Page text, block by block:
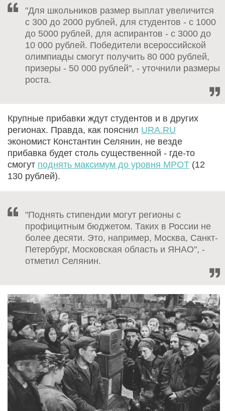
"Для школьников размер выплат увеличится
с 300 до 2000 рублей, для студентов - c 1000
до 5000 рублей, для аспирантов - c 3000 до
10 000 рублей. Победители всероссийской
олимпиады смогут получить 80 000 рублей,
призеры - 50 000 рублей", - уточнили размеры
роста.
Крупные прибавки ждут студентов и в других
регионах. Правда, как пояснил URA.RU
экономист Константин Селянин, не везде
прибавка будет столь существенной - где-то
смогут поднять максимум до уровня МРОТ (12
130 рублей).
"Поднять стипендии могут регионы с
профицитным бюджетом. Таких в России не
более десяти. Это, например, Москва, Санкт-
Петербург, Московская область и ЯНАО", -
отметил Селянин.